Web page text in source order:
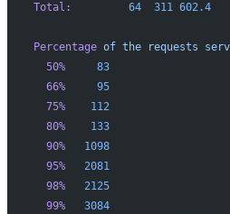
Total:
         64
  311
602.4
Percentage of the requests
  50%
     83
  66%
     95
  75%
    112
  80%
    133
  90%
   1098
  95%
   2081
  98%
   2125
  99%
   3084